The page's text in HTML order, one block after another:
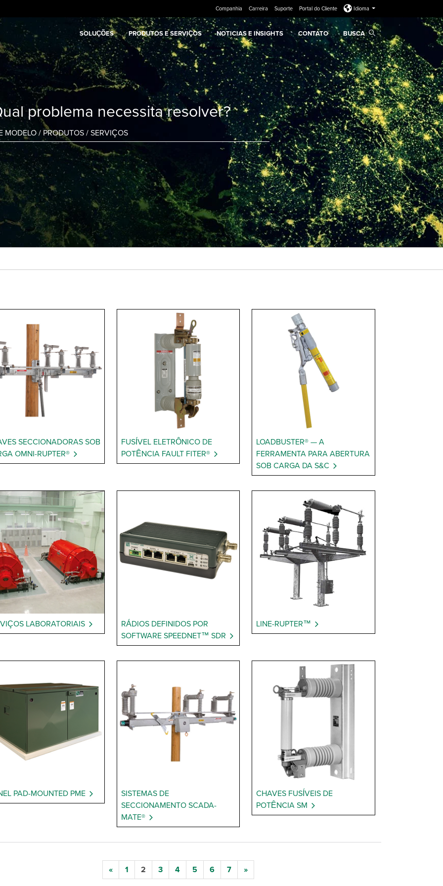
Companhia Carreira Suporte Portal do Cliente Idioma
SOLUÇÕES PRODUTOS E SERVIÇOS NOTICIAS E INSIGHTS CONTATO BUSCA
problema necessita resolver?
SECCIONADORAS SOB
OMNI-RUPTER®
FUSÍVEL ELETRÔNICO DE
POTÊNCIA FAULT FITER®
LOADBUSTER® — A
FERRAMENTA PARA ABERTURA
SOB CARGA DA S&C
LABORATORIAIS
RÁDIOS DEFINIDOS POR
SOFTWARE SPEEDNET™ SDR
LINE-RUPTER™
PAD-MOUNTED PME
SISTEMAS DE
SECCIONAMENTO SCADA-
MATE®
CHAVES FUSÍVEIS DE
POTÊNCIA SM
« 1 2 3 4 5 6 7 »